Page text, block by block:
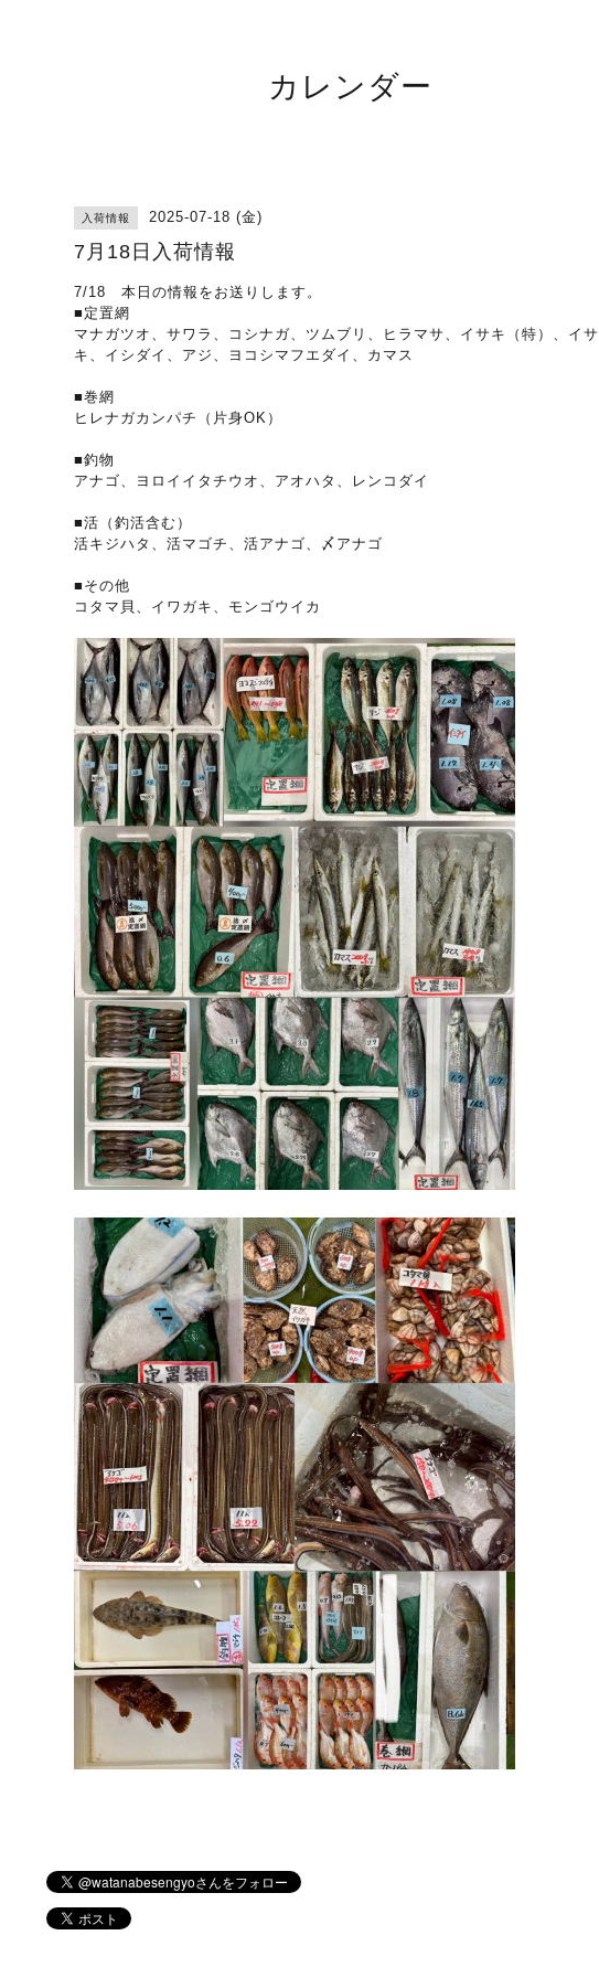
カレンダー
入荷情報 2025-07-18 (金)
7月18日入荷情報
7/18 本日の情報をお送りします。
■定置網
マナガツオ、サワラ、コシナガ、ツムブリ、ヒラマサ、イサキ（特）、イサ
キ、イシダイ、アジ、ヨコシマフエダイ、カマス
■巻網
ヒレナガカンパチ（片身OK）
■釣物
アナゴ、ヨロイイタチウオ、アオハタ、レンコダイ
■活（釣活含む）
活キジハタ、活マゴチ、活アナゴ、〆アナゴ
■その他
コタマ貝、イワガキ、モンゴウイカ